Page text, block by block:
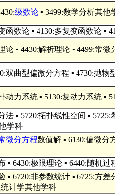
级数论 ▪ 3499:数学分析其他
函数论 ▪ 4130:多复变函数论 ▪
论 ▪ 4430:解析理论 ▪ 4499:常
双曲型偏微分方程 ▪ 4730:抛
动力系统 ▪ 5130:复动力系统 ▪
法 ▪ 5720:拓扑线性空间 ▪
学科
微分方程数值解 ▪ 6130:偏微分
▪ 6430:极限理论 ▪ 6440:随机
▪ 6720:非参数统计 ▪ 6725:方
统计学其他学科